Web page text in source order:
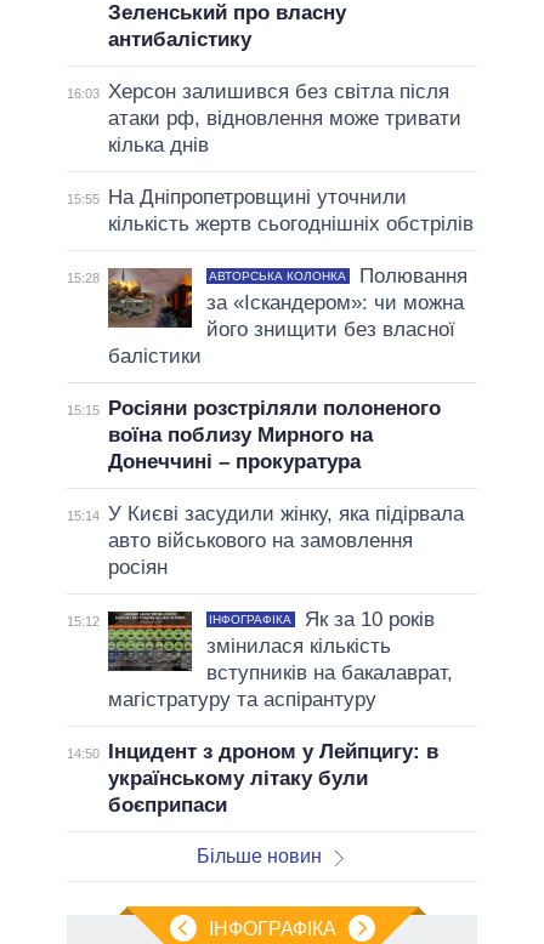
Зеленський про власну
антибалістику
16:03 Херсон залишився без світла після
атаки рф, відновлення може тривати
кілька днів
15:55
На Дніпропетровщині уточнили
кількість жертв сьогоднішніх обстрілів
15:28 АВТОРСЬКА КОЛОНКА
Полювання
за «Іскандером»: чи можна
його знищити без власної
балістики
15:15
Росіяни розстріляли полоненого
воїна поблизу Мирного на
Донеччині – прокуратура
15:14 У Києві засудили жінку, яка підірвала
авто військового на замовлення
росіян
15:12 ІНФОГРАФІКА
Як за 10 років
змінилася кількість
вступників на бакалаврат,
магістратуру та аспірантуру
14:50
Інцидент з дроном у Лейпцигу: в
українському літаку були
боєприпаси
Більше новин
ІНФОГРАФІКА